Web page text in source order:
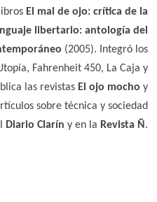
El mal de ojo: crítica de la
libertario: antología del
(2005). Integró los
Fahrenheit 450, La Caja y
las revistas El ojo mocho y
sobre técnica y sociedad
Diario Clarín y en la Revista Ñ .